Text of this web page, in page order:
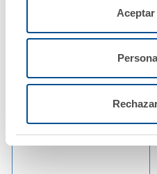
configurarlas usando
Diego Murillo recibe
Colegio de Médicos de
Ver noticia